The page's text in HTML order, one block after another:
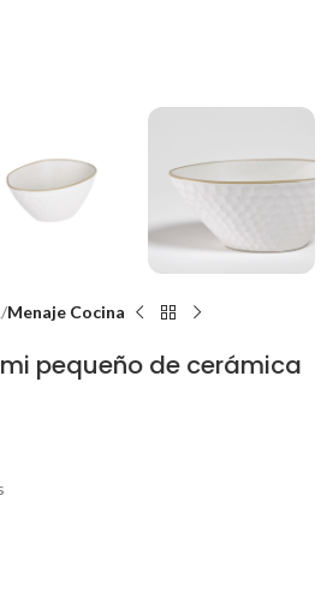
Menaje Cocina
pequeño de cerámica